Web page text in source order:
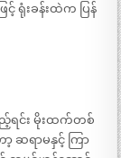
ရုံးခန်းထဲက ပြန်
ရင်း မိုးထက်တစ်
ရာမနှင့် ကြာ